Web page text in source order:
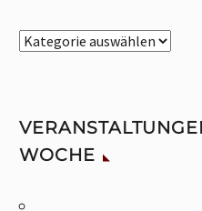
Beiträge
WOCHE